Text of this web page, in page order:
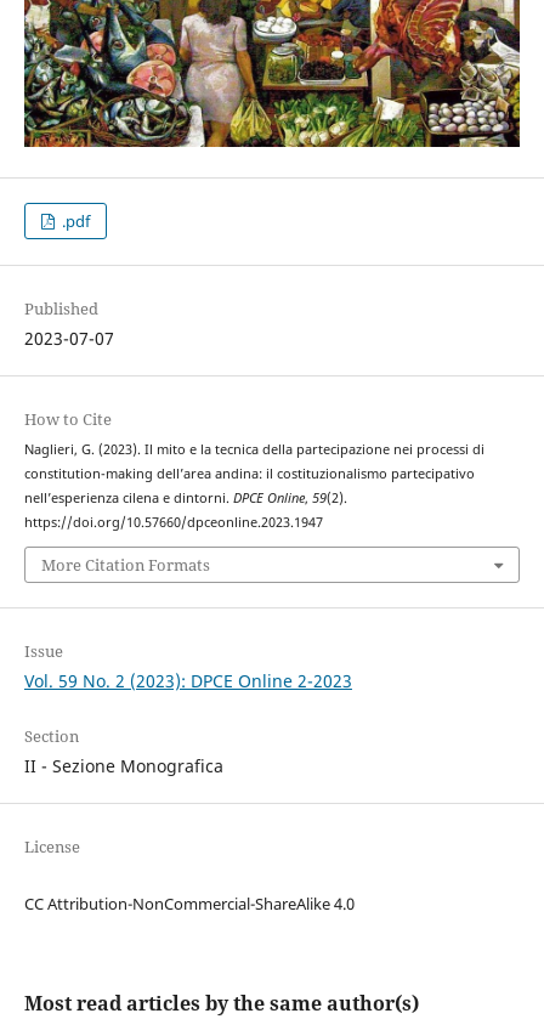
.pdf
Published
2023-07-07
How to Cite
Naglieri, G. (2023). Il mito e la tecnica della partecipazione nei processi di
constitution-making dell’area andina: il costituzionalismo partecipativo
nell’esperienza cilena e dintorni. DPCE Online, 59(2).
https://doi.org/10.57660/dpceonline.2023.1947
More Citation Formats
Issue
Vol. 59 No. 2 (2023): DPCE Online 2-2023
Section
II - Sezione Monografica
License
CC Attribution-NonCommercial-ShareAlike 4.0
Most read articles by the same author(s)